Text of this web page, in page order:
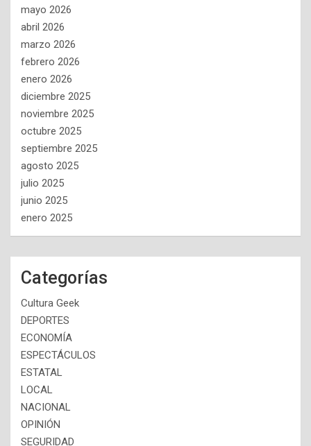
mayo 2026
abril 2026
marzo 2026
febrero 2026
enero 2026
diciembre 2025
noviembre 2025
octubre 2025
septiembre 2025
agosto 2025
julio 2025
junio 2025
enero 2025
Categorías
Cultura Geek
DEPORTES
ECONOMÍA
ESPECTÁCULOS
ESTATAL
LOCAL
NACIONAL
OPINIÓN
SEGURIDAD